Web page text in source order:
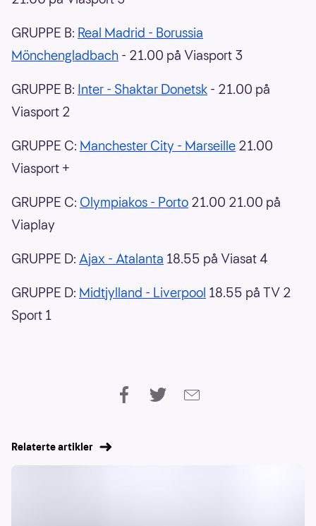
GRUPPE B: Real Madrid - Borussia
Mönchengladbach - 21.00 på Viasport 3
GRUPPE B: Inter - Shaktar Donetsk - 21.00 på
Viasport 2
GRUPPE C: Manchester City - Marseille 21.00
Viasport +
GRUPPE C: Olympiakos - Porto 21.00 21.00 på
Viaplay
GRUPPE D: Ajax - Atalanta 18.55 på Viasat 4
GRUPPE D: Midtjylland - Liverpool 18.55 på TV 2
Sport 1
Relaterte artikler